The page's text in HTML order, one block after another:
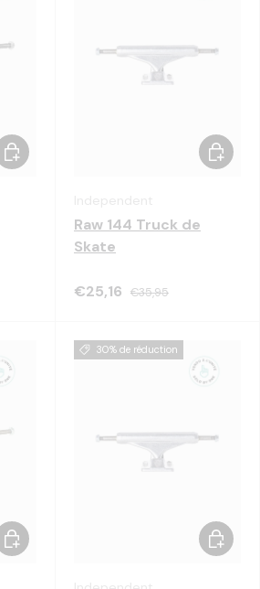
Choisir les options
Raw 144 Truck de
Skate
€25,16 €35,95
Choisir
Choisir les options
30% de réduction
Choisir